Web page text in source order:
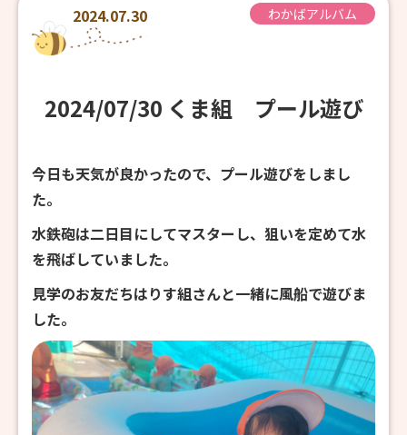
2024.07.30 わかばアルバム
2024/07/30 くま組 プール遊び
今日も天気が良かったので、プール遊びをしまし
た。
水鉄砲は二日目にしてマスターし、狙いを定めて水
を飛ばしていました。
見学のお友だちはりす組さんと一緒に風船で遊びま
した。